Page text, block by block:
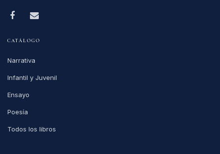
CATÁLOGO
Narrativa
Infantil y Juvenil
Ensayo
Poesía
Todos los libros